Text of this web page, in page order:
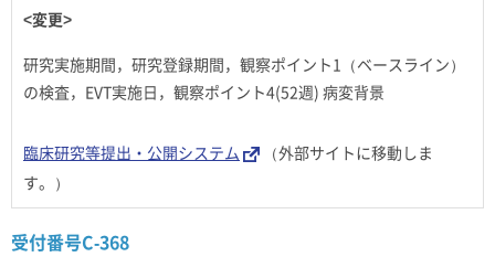
<変更>
研究実施期間，研究登録期間，観察ポイント1（ベースライン）
の検査，EVT実施日，観察ポイント4(52週) 病変背景
臨床研究等提出・公開システム
（外部サイトに移動しま
す。）
受付番号C-368